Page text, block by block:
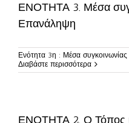
ΕΝΟΤΗΤΑ 3. Μέσα
Επανάληψη
Ενότητα 3η : Μέσα συγκοινωνίας
Διαβάστε περισσότερα
ΕΝΟΤΗΤΑ 2. Ο Τόπος